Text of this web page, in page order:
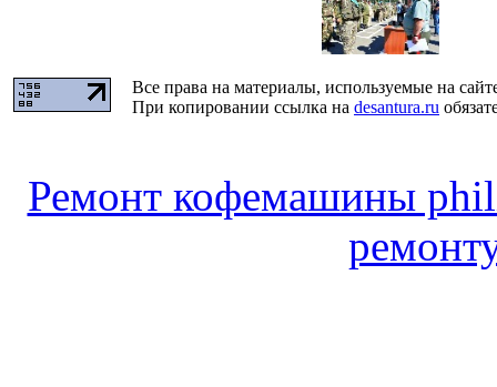
Все права на материалы, используемые на
При копировании ссылка на desantura.ru
Ремонт кофемашины